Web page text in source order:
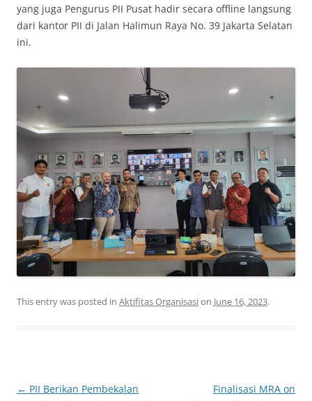
yang juga Pengurus PII Pusat hadir secara offline langsung
dari kantor PII di Jalan Halimun Raya No. 39 Jakarta Selatan
ini.
This entry was posted in Aktifitas Organisasion June 16, 2023.
Post
← PII Berikan Pembekalan
Finalisasi MRA on